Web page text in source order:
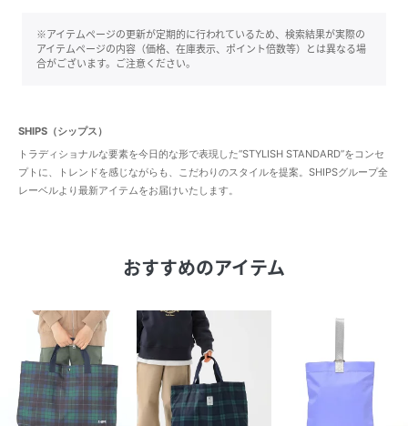
※アイテムページの更新が定期的に行われているため、検索結果が実際の
アイテムページの内容（価格、在庫表示、ポイント倍数等）とは異なる場
合がございます。ご注意ください。
SHIPS（シップス）
トラディショナルな要素を今日的な形で表現した“STYLISH STANDARD”をコンセ
プトに、トレンドを感じながらも、こだわりのスタイルを提案。SHIPSグループ全
レーベルより最新アイテムをお届けいたします。
おすすめのアイテム